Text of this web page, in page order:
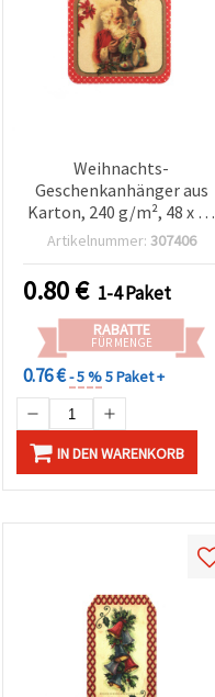
Weihnachts-
Geschenkanhänger aus
Karton, 240 g/m², 48 x 40
mm – 5 Stück
Artikelnummer: 307406
0.80€ 1-4 Paket
RABATTE
FÜR MENGE
0.76 €- 5 %5 Paket +
IN DEN WARENKORB